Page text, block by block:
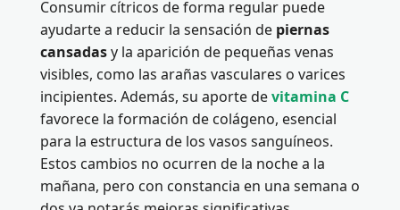
Consumir cítricos de forma regular puede
ayudarte a reducir la sensación de piernas
cansadasy la aparición de pequeñas venas
visibles, como las arañas vasculares o varices
incipientes. Además, su aporte devitamina C
favorece la formación de colágeno, esencial
para la estructura de los vasos sanguíneos.
Estos cambios no ocurren de la noche a la
mañana, pero con constancia en una semana o